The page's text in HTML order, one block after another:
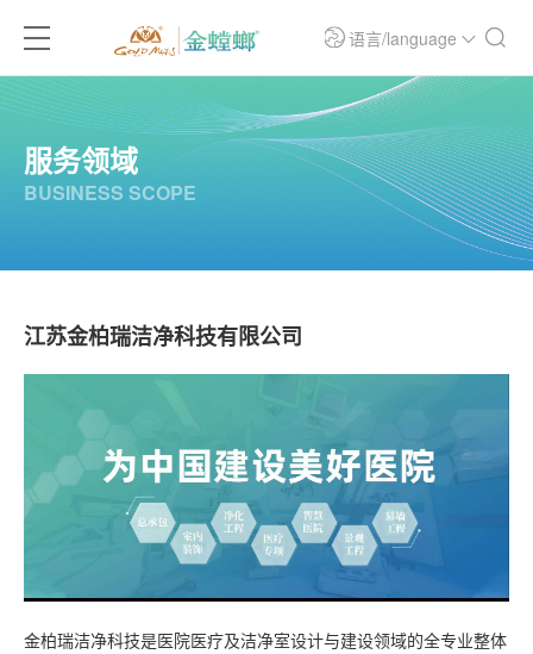
语言/language
服务领域
BUSINESS SCOPE
江苏金柏瑞洁净科技有限公司
金柏瑞洁净科技是医院医疗及洁净室设计与建设领域的全专业整体